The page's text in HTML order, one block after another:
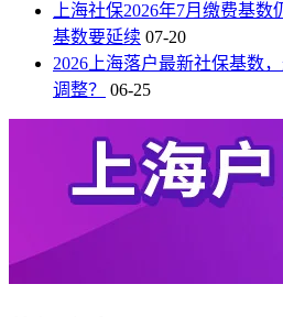
上海社保2026年7月缴费基
基数要延续 07-20
2026上海落户最新社保基数
调整？
06-25